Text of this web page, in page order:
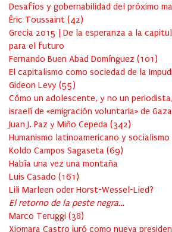
Desafíos y gobernabilidad del próximo
Éric Toussaint (42)
Grecia 2015 | De la esperanza a la
para el futuro
Fernando Buen Abad Domínguez (101 )
El capitalismo como sociedad de la
Gideon Levy (55)
Cómo un adolescente, y no un
israelí de «emigración voluntaria» de Gaza
Juan J. Paz y Miño Cepeda (342)
Humanismo latinoamericano y socialismo
Koldo Campos Sagaseta (69)
Había una vez una montaña
Luis Casado (161 )
Lili Marleen oder Horst-Wessel-Lied?
El retorno de la peste negra…
Marco Teruggi (38)
Xiomara Castro juró como nueva